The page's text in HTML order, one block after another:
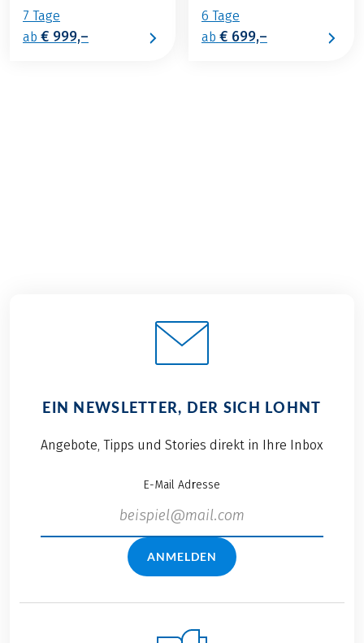
7 Tage
ab € 999,–
6 Tage
ab € 699,–
EIN NEWSLETTER, DER SICH LOHNT
Angebote, Tipps und Stories direkt in Ihre Inbox
E-Mail Adresse
ANMELDEN